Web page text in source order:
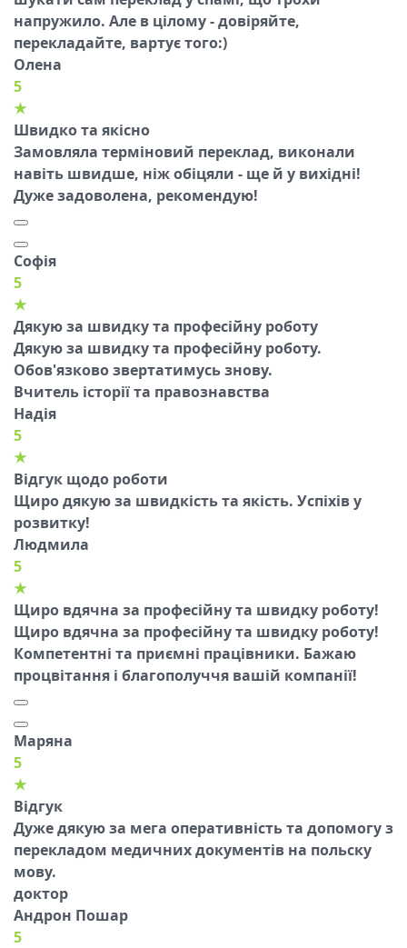
напружило. Але в цілому - довіряйте,
перекладайте, вартує того:)
Олена
5
★
Швидко та якісно
Замовляла терміновий переклад, виконали
навіть швидше, ніж обіцяли - ще й у вихідні!
Дуже задоволена, рекомендую!
Софія
5
★
Дякую за швидку та професійну роботу
Дякую за швидку та професійну роботу.
Обов'язково звертатимусь знову.
Вчитель історії та правознавства
Надія
5
★
Відгук щодо роботи
Щиро дякую за швидкість та якість. Успіхів у
розвитку!
Людмила
5
★
Щиро вдячна за професійну та швидку роботу!
Щиро вдячна за професійну та швидку роботу!
Компетентні та приємні працівники. Бажаю
процвітання і благополуччя вашій компанії!
Маряна
5
★
Відгук
Дуже дякую за мега оперативність та допомогу з
перекладом медичних документів на польску
мову.
доктор
Андрон Пошар
5